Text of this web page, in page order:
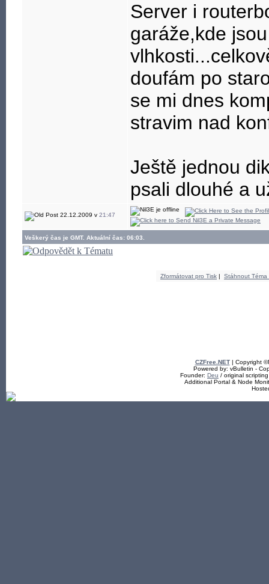
Server i
garáže,kde
doufám po
se mi dnes
stravim nad
Ještě jednou
psali dlouhé a
22.12.2009 v 21:47
Veškerý čas je GMT. Aktuální čas: 06:03.
Zformátovat pro Tisk | Stáhnout Téma
CZFree.NET| Copyright
Powered by: vBulletin -
Founder: Deu / original
Additional Portal & Node